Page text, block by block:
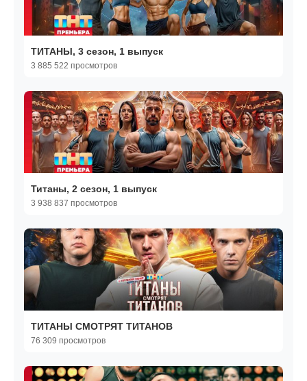
ТИТАНЫ, 3 сезон, 1 выпуск
3 885 522 просмотров
Титаны, 2 сезон, 1 выпуск
3 938 837 просмотров
ТИТАНЫ СМОТРЯТ ТИТАНОВ
76 309 просмотров